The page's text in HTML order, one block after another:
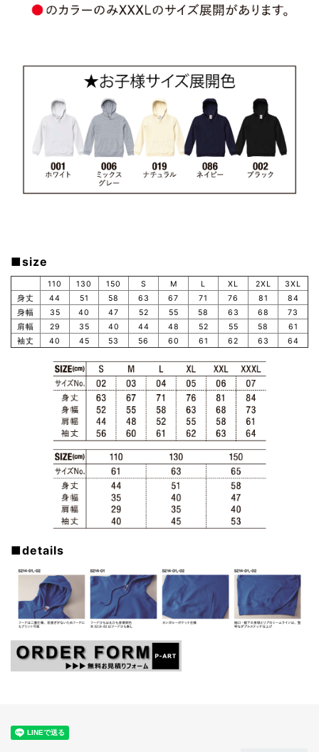
■size
110 130 150 S M L XL 2XL
3XL
身丈
44 51 58 63 67 71 76 81
84
身幅
35 40 47 52 55 58 63 68
73
肩幅
29 35 40 44 48 52 55 58
61
袖丈
40 45 53 56 60 61 62 63 64
■details